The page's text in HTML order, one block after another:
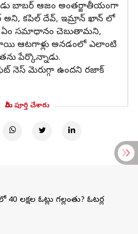
బాబర్ ఆజం అంతర్జాతీయంగా
అని, కపిల్ దేవ్, ఇమ్రాన్ ఖాన్ లో
ఏం సమాధానం చెబుతామని,
స్థాయి ఆటగాళ్లు అనడంలో ఎలాంటి
పేర్కొన్నాడు.
నెస్ మెరుగ్గా ఉందని రజాక్
మీరు పూర్తి చేశారు
లక్షల ఓట్లు గల్లంతు? ఓటర్ల